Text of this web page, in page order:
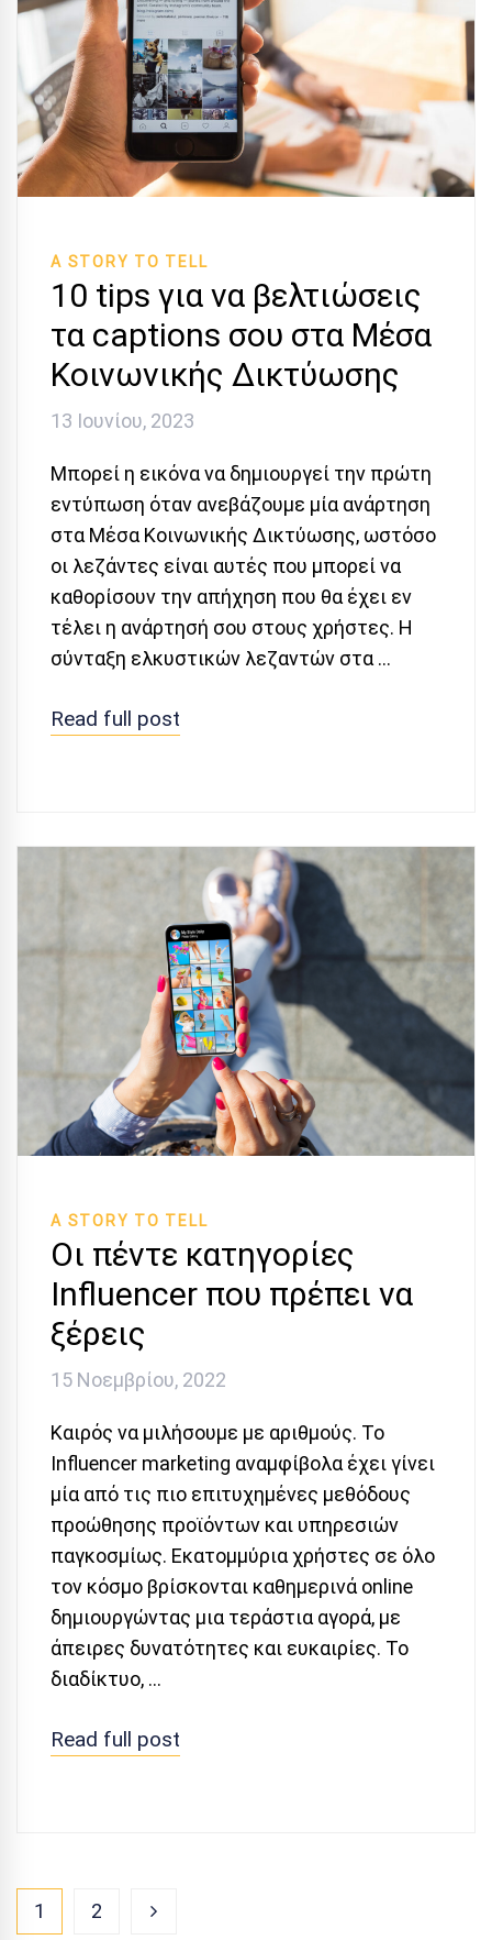
A STORY TO TELL
10 tips για να βελτιώσεις
τα captions σου στα Μέσα
Κοινωνικής Δικτύωσης
13 Ιουνίου, 2023
Μπορεί η εικόνα να δημιουργεί την πρώτη
εντύπωση όταν ανεβάζουμε μία ανάρτηση
στα Μέσα Κοινωνικής Δικτύωσης, ωστόσο
οι λεζάντες είναι αυτές που μπορεί να
καθορίσουν την απήχηση που θα έχει εν
τέλει η ανάρτησή σου στους χρήστες. Η
σύνταξη ελκυστικών λεζαντών στα …
Read full post
A STORY TO TELL
Οι πέντε κατηγορίες
Influencer που πρέπει να
ξέρεις
15 Νοεμβρίου, 2022
Καιρός να μιλήσουμε με αριθμούς. Το
Influencer marketing αναμφίβολα έχει γίνει
μία από τις πιο επιτυχημένες μεθόδους
προώθησης προϊόντων και υπηρεσιών
παγκοσμίως. Εκατομμύρια χρήστες σε όλο
τον κόσμο βρίσκονται καθημερινά online
δημιουργώντας μια τεράστια αγορά, με
άπειρες δυνατότητες και ευκαιρίες. Το
διαδίκτυο, …
Read full post
1 2